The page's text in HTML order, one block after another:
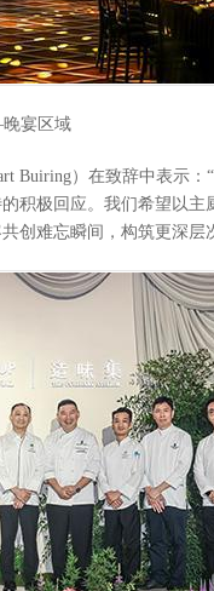
宴区域
Buiring）在致辞中表示：
积极回应。我们希望以主
创难忘瞬间，构筑更深层